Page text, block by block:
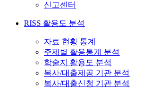
신고센터
RISS 활용도 분석
자료 현황 통계
주제별 활용통계 분석
학술지 활용도 분석
복사/대출제공 기관 분석
복사/대출신청 기관 분석